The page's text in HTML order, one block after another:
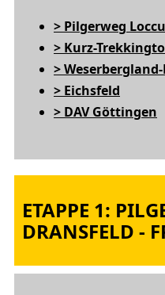
> Pilgerweg
> Kurz-
>
> Eichsfeld
> DAV Göttingen
ETAPPE 1:
DRANSFELD -